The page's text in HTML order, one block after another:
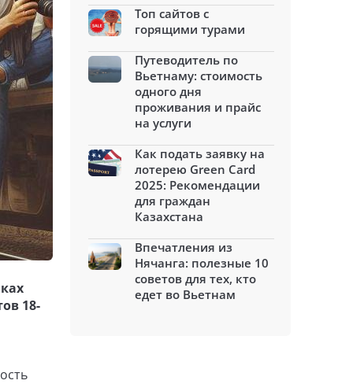
18-
Топ сайтов с
горящими турами
Путеводитель по
Вьетнаму: стоимость
одного дня
проживания и прайс
на услуги
Как подать заявку на
лотерею Green Card
2025: Рекомендации
для граждан
Казахстана
Впечатления из
Нячанга: полезные 10
советов для тех, кто
едет во Вьетнам